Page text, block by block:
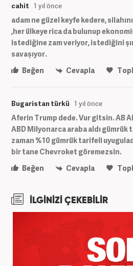
cahit 1 yıl önce
adam ne güzel keyfe kedere,
,her ülkeye rica da bulunup
istediğine zam veriyor, istediğini
savaşıyor.
Beğen
Cevapla
Bugaristan türkü 1 yıl önce
Aferin Trump dede. Vur gitsin. AB
ABD Milyonarca araba aldı gümrük
zaman %10 gümrük tarifeli
bir tane Chevroket göremezsin.
Beğen
Cevapla
İLGİNİZİ ÇEKEBİLİR